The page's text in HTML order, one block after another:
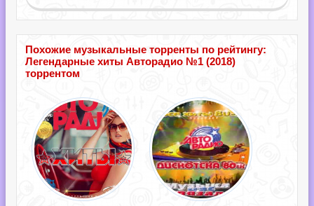
Похожие музыкальные торренты по рейтингу:
Легендарные хиты Авторадио №1 (2018)
торрентом